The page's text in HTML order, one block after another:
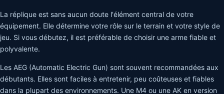
La réplique est sans aucun doute l'élément central de votre
équipement. Elle détermine votre rôle sur le terrain et votre style de
jeu. Si vous débutez, il est préférable de choisir une arme fiable et
polyvalente.
Les AEG (Automatic Electric Gun) sont souvent recommandées aux
débutants. Elles sont faciles à entretenir, peu coûteuses et fiables
dans la plupart des environnements. Une M4 ou une AK en version